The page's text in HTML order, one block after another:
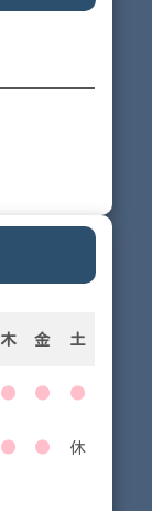
木 金 土
● ● ●
● ● 休